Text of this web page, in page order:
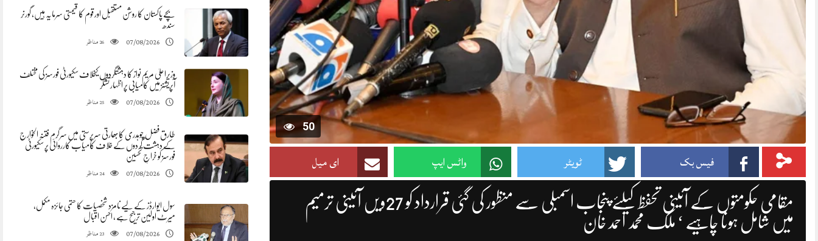
بچے پاکستان کا روشن مستقبل اور قوم کا قیمتی سرمایہ ہیں، گورنر
سندھ
07/08/2026
26مناظر
وزیراعلیٰ مریم نواز کا دہشتگردوں کیخلاف سکیورٹی فورسز کی مختلف
آپریشنز میں کامیابی پر اظہار تشکر
07/08/2026
25مناظر
طارق فضل چوہدری کابھارتی سرپرستی میں سرگرم فتنہ الخوارج
کے دہشت گردوں کے خلاف کامیاب کارروائی پر سکیورٹی
فورسز کو خراجِ تحسین
07/08/2026
24مناظر
سول ایوارڈز کے لیے نامزد شخصیات کا حتمی جائزہ مکمل،
میرٹ اولین ترجیح ہے ، احسن اقبال
07/08/2026
23مناظر
50
فیس بک ٹویٹر واٹس ایپ ای میل
مقامی حکومتوں کے آئینی تحفظ کیلئے پنجاب اسمبلی سے منظور کی گئی قرارداد کو 27ویں آئینی ترمیم
میں شامل ہونا چاہیے ‘ ملک محمد احمد خان